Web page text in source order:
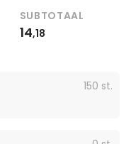
SUBTOTAAL
14,18
150 st.